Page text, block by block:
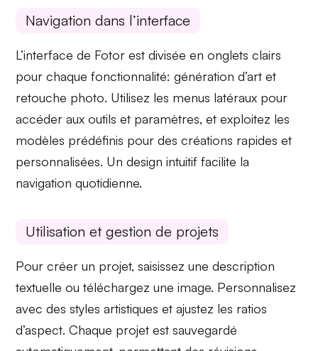
Navigation dans l’interface
L’interface de Fotor est divisée en onglets clairs
pour chaquefonctionnalité:génération d’art et
retouche photo. Utilisez les menus latéraux pour
accéder aux outils et paramètres, et exploitez les
modèles prédéfinis pour des créations rapides et
personnalisées. Un design intuitif facilite la
navigation quotidienne.
Utilisation et gestion de projets
Pour créer un projet, saisissez unedescription
textuelle ou téléchargez une image. Personnalisez
avec desstyles artistiques et ajustez les ratios
d’aspect. Chaque projet est sauvegardé